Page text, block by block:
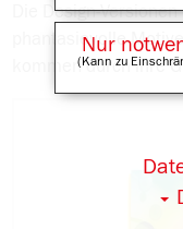
Die Design-
phantasievolle
kommen durch ihre
Nur
(Kann zu